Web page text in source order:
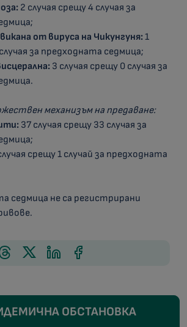
2 случая срещу 4 случая за
от вируса на Чикунгуня:1
за предходната седмица;
3 случая срещу 0 случая за
механизъм на предаване:
37 случая срещу 33 случая за
срещу 1 случай за предходната
седмица не са регистрирани
ОБСТАНОВКА